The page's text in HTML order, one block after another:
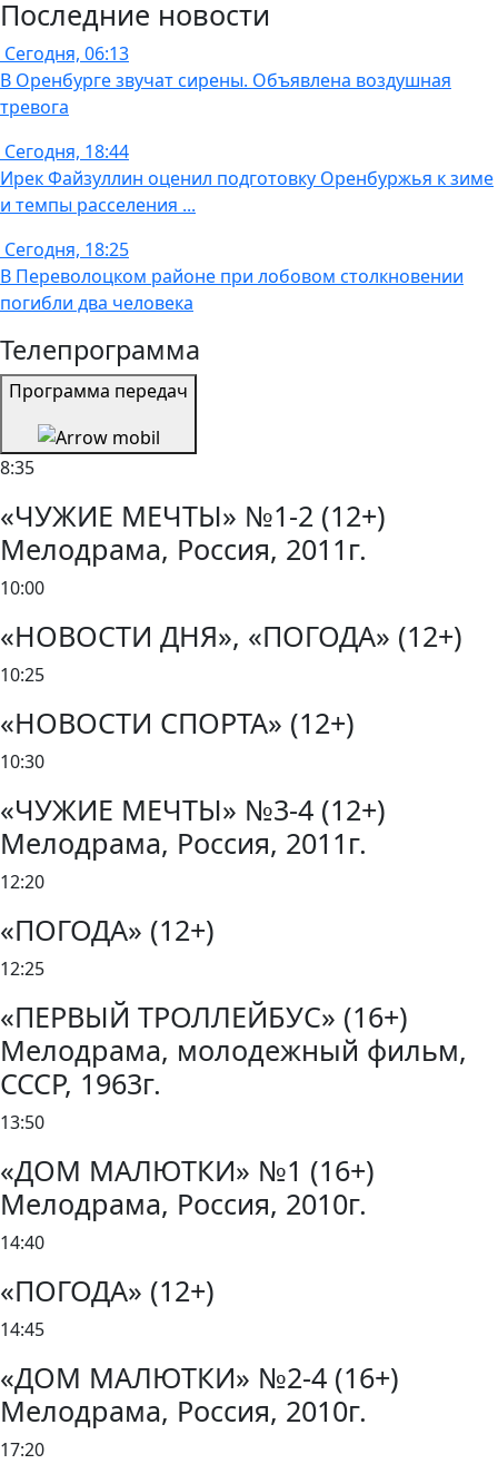
Последние новости
Сегодня, 06:13
В Оренбурге звучат сирены. Объявлена воздушная
тревога
Сегодня, 18:44
Ирек Файзуллин оценил подготовку Оренбуржья к зиме
и темпы расселения ...
Сегодня, 18:25
В Переволоцком районе при лобовом столкновении
погибли два человека
Телепрограмма
Программа передач
8:35
«ЧУЖИЕ МЕЧТЫ» №1-2 (12+)
Мелодрама, Россия, 2011г.
10:00
«НОВОСТИ ДНЯ», «ПОГОДА» (12+)
10:25
«НОВОСТИ СПОРТА» (12+)
10:30
«ЧУЖИЕ МЕЧТЫ» №3-4 (12+)
Мелодрама, Россия, 2011г.
12:20
«ПОГОДА» (12+)
12:25
«ПЕРВЫЙ ТРОЛЛЕЙБУС» (16+)
Мелодрама, молодежный фильм,
СССР, 1963г.
13:50
«ДОМ МАЛЮТКИ» №1 (16+)
Мелодрама, Россия, 2010г.
14:40
«ПОГОДА» (12+)
14:45
«ДОМ МАЛЮТКИ» №2-4 (16+)
Мелодрама, Россия, 2010г.
17:20